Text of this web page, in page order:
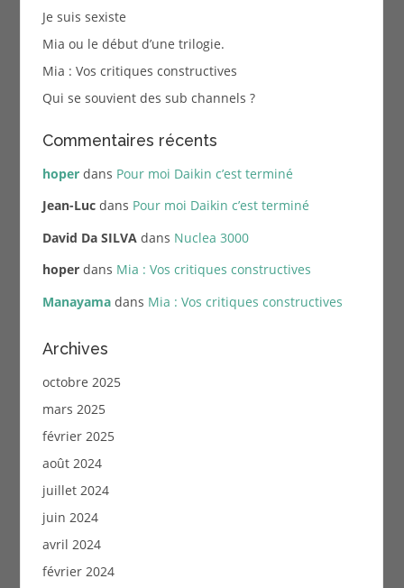
Je suis sexiste
Mia ou le début d’une trilogie.
Mia : Vos critiques constructives
Qui se souvient des sub channels ?
Commentaires récents
hoperdans Pour moi Daikin c’est terminé
Jean-Lucdans Pour moi Daikin c’est terminé
David Da SILVAdans Nuclea 3000
hoperdans Mia : Vos critiques constructives
Manayamadans Mia : Vos critiques constructives
Archives
octobre 2025
mars 2025
février 2025
août 2024
juillet 2024
juin 2024
avril 2024
février 2024